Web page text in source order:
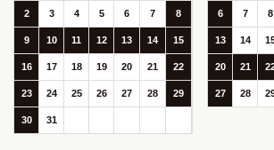
2 3 4 5 6 7 8
9 10 11 12 13 14 15
16 17 18 19 20 21 22
23 24 25 26 27 28 29
30 31
6 7 8
13 14
20 21
27 28